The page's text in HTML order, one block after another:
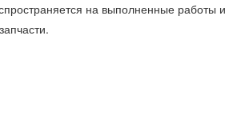
на выполненные работы и